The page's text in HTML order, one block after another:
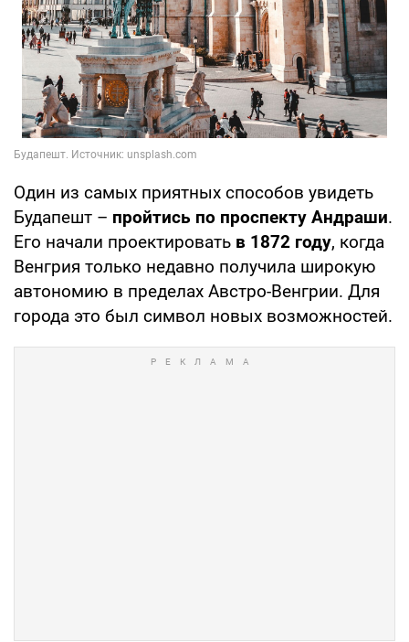
Один из самых приятных способов увидеть
Будапешт – пройтись по проспекту Андраши.
Его начали проектировать в 1872 году, когда
Венгрия только недавно получила широкую
автономию в пределах Австро-Венгрии. Для
города это был символ новых возможностей.